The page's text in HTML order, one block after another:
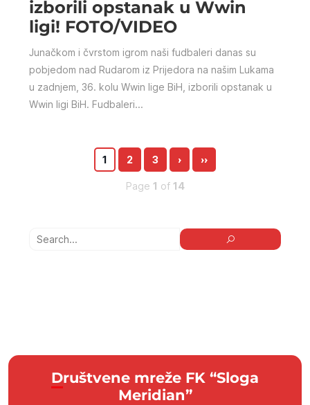
izborili opstanak u Wwin
ligi! FOTO/VIDEO
Junačkom i čvrstom igrom naši fudbaleri danas su
pobjedom nad Rudarom iz Prijedora na našim Lukama
u zadnjem, 36. kolu Wwin lige BiH, izborili opstanak u
Wwin ligi BiH. Fudbaleri...
1 2 3 › ››
Page 1 of 14
Društvene mreže FK “Sloga
Meridian”